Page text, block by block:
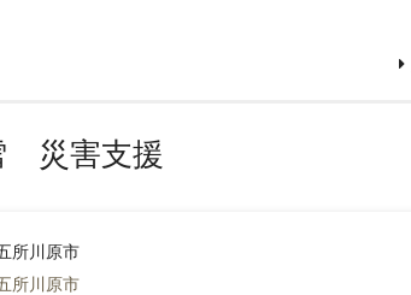
災害支援
所川原市
所川原市